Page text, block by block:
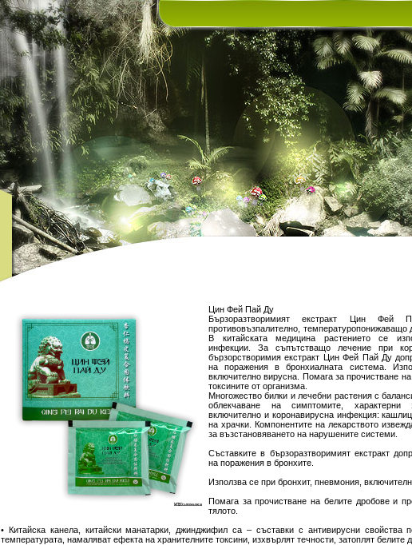
Цин Фeй Пай Ду
Бързоразтворимият екстракт Цин
противовъзпалително, температуропонижаващо
В китайската медицина растението се
инфекции. За съпътстващо лечение при
бързорстворимия екстракт Цин Фей Пай Ду
на поражения в бронхиалната система.
включително вирусна. Помага за прочистване
токсините от организма.
Многожество билки и лечебни растения с
облекчаване на симптомите, характерни
включително и коронавирусна инфекция:
на храчки. Компонентите на лекарството
за възстановяването на нарушените системи.
Съставките в бързоразтворимият екстракт
на поражения в бронхите.
Използва се при бронхит, пневмония,
Помага за прочистване на белите дробове и
тялото.
• Китайска канела, китайски манатарки, джинджифил са – съставки с антивирусни свойства
температурата, намаляват ефекта на хранителните токсини, изхвърлят течности, затоплят белите